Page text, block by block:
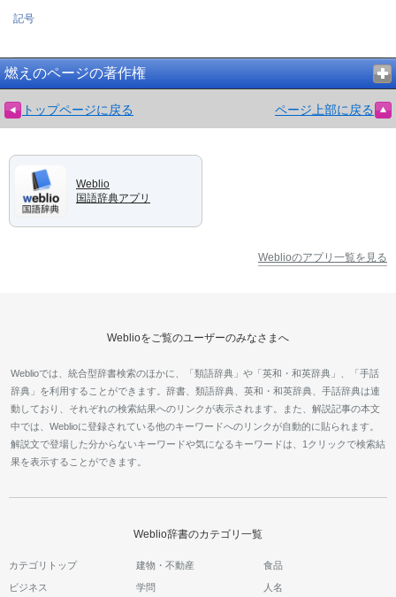
記号
燃えのページの著作権
トップページに戻る ページ上部に戻る
Weblio
国語辞典アプリ
Weblioのアプリ一覧を見る
Weblioをご覧のユーザーのみなさまへ
Weblioでは、統合型辞書検索のほかに、「類語辞典」や「英和・和英辞典」、「手話
辞典」を利用することができます。辞書、類語辞典、英和・和英辞典、手話辞典は連
動しており、それぞれの検索結果へのリンクが表示されます。また、解説記事の本文
中では、Weblioに登録されている他のキーワードへのリンクが自動的に貼られます。
解説文で登場した分からないキーワードや気になるキーワードは、1クリックで検索結
果を表示することができます。
Weblio辞書のカテゴリ一覧
カテゴリトップ 建物・不動産 食品
ビジネス 学問 人名